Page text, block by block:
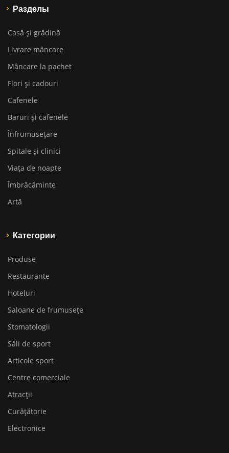
Разделы
Casă și grădină
Livrare mâncare
Mâncare la pachet
Flori și cadouri
Cafenele
Baruri și cafenele
Înfrumusețare
Spitale și clinici
Viața de noapte
Îmbrăcăminte
Artă
Категории
Produse
Restaurante
Hoteluri
Saloane de frumusețe
Stomatologii
Săli de sport
Articole sport
Centre comerciale
Atracții
Curățătorie
Electronice